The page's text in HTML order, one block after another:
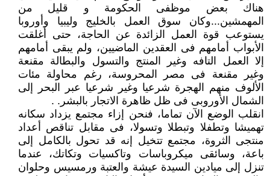
هناك بعض موظفى الحكومة و قليل من
المهمشين...وكان سوق العمل بالخليج وليبيا وأوروبا
يستوعب قوة العمل الزائدة عن الحاجة، حتى أغلقت
الأبواب أمامهم فى العقدين الماضيين، ولم يبقى أمامهم
إلا العمل التافه وغير المنتج والتسول والبطالة مقنعة
وغير مقنعة فى مصر المحروسة، رغم محاولة مئات
الألوف منهم الهجرة شرعيا وغير شرعيا عبر البحر إلى
الشمال الأوروبى فى ظل ظاهرة الاتجار بالبشر. .
انقلب الوضع الآن تماما، فنحن إزاء مجتمع يزداد سكانه
تهميشا وتطفلا وتبطلا وتسولا، فى مقابل تناقص أعداد
منتجى الثروة، مجتمع تتخيل إنه قد تحول بالكامل إلى
باعة، وسائقى ميكروباسات وتاكسيات وتكاتك، عندما
تنزل إلى ميادين السيدة عيشة والعتبة ورمسيس وحلوان